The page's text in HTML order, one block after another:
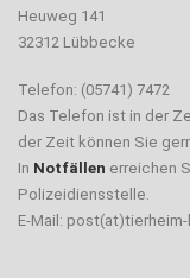
Heuweg 141
32312 Lübbecke
Telefon: (05741) 7472
Das Telefon ist in der
der Zeit können Sie
In Notfällen erreichen
Polizeidiensstelle.
E-Mail: